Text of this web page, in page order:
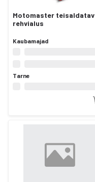
Motomaster teisaldatav
rehvialus
Kaubamajad
Tarne